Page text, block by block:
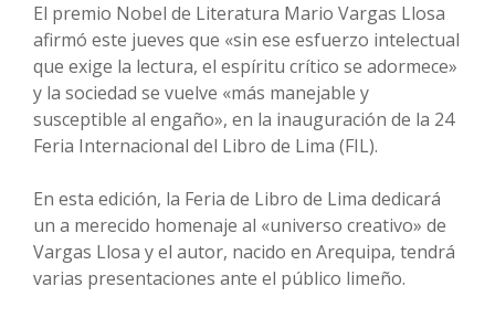
El premio Nobel de Literatura Mario Vargas Llosa
afirmó este jueves que «sin ese esfuerzo intelectual
que exige la lectura, el espíritu crítico se adormece»
y la sociedad se vuelve «más manejable y
susceptible al engaño», en la inauguración de la 24
Feria Internacional del Libro de Lima (FIL).
En esta edición, la Feria de Libro de Lima dedicará
un a merecido homenaje al «universo creativo» de
Vargas Llosa y el autor, nacido en Arequipa, tendrá
varias presentaciones ante el público limeño.